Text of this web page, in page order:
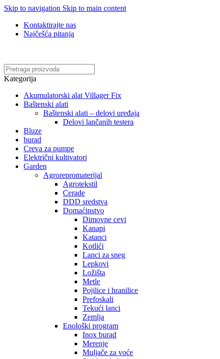
Skip to navigation Skip to main content
Kontaktirajte nas
Najčešća pitanja
Kategorija
Akumulatorski alat Villager Fix
Baštenski alati
Baštenski alati – delovi uređaja
Delovi lančanih testera
Bluze
burad
Creva za pumpe
Električni kultivatori
Garden
Agrorepromaterijal
Agrotekstil
Cerade
DDD sredstva
Domaćinstvo
Dimovne cevi
Kanapi
Katanci
Kotlići
Lanci za sneg
Lepkovi
Ložišta
Metle
Pojilice i hranilice
Prefoskali
Tekući lanci
Zemlja
Enološki program
Inox burad
Merenje
Muljače za voće